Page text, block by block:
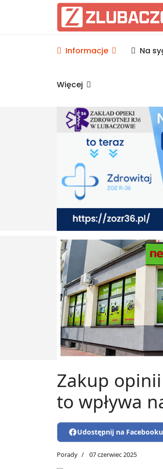
Informacje
Informacje Na
Więcej
Zakup
to wpływa
Udostępnij na Facebooku
Porady 07 czerwiec 2025